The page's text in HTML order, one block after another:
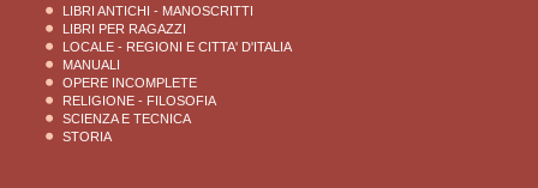
LIBRI ANTICHI - MANOSCRITTI
LIBRI PER RAGAZZI
LOCALE - REGIONI E CITTA' D'ITALIA
MANUALI
OPERE INCOMPLETE
RELIGIONE - FILOSOFIA
SCIENZA E TECNICA
STORIA